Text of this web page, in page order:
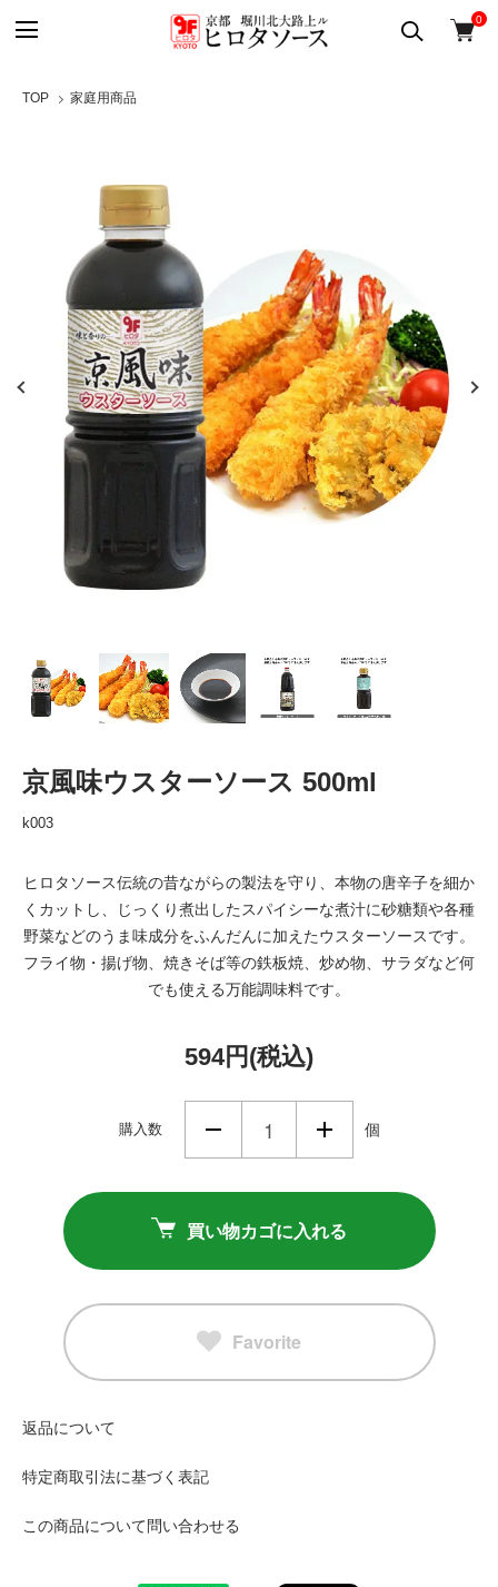
0
TOP 家庭用商品
京風味ウスターソース 500ml
k003
ヒロタソース伝統の昔ながらの製法を守り、本物の唐辛子を細か
くカットし、じっくり煮出したスパイシーな煮汁に砂糖類や各種
野菜などのうま味成分をふんだんに加えたウスターソースです。
フライ物・揚げ物、焼きそば等の鉄板焼、炒め物、サラダなど何
でも使える万能調味料です。
594円(税込)
購入数 個
買い物カゴに入れる
Favorite
返品について
特定商取引法に基づく表記
この商品について問い合わせる